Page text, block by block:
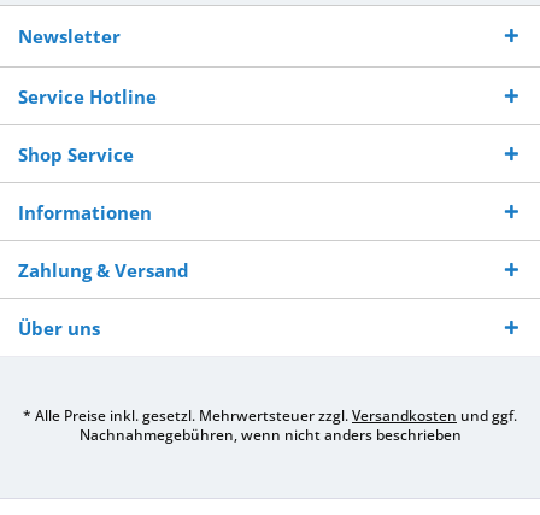
Kostenloser
Versand ab €
250,-
Versand innerhalb von Versand von So erreichen
Sie uns 0160
970 511 90
Newsletter
Service Hotline
Shop Service
Informationen
Zahlung & Versand
Über uns
* Alle Preise inkl. gesetzl. Mehrwertsteuer zzgl.Versandkosten und ggf.
Nachnahmegebühren, wenn nicht anders beschrieben